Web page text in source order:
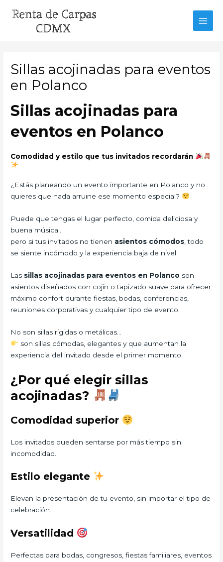
Sillas acojinadas para eventos
en Polanco
Sillas acojinadas para
eventos en Polanco
Comodidad y estilo que tus invitados recordarán
¿Estás planeando un evento importante en Polanco y no
quieres que nada arruine ese momento especial?
Puede que tengas el lugar perfecto, comida deliciosa y
buena música…
pero si tus invitados no tienen asientos cómodos , todo
se siente incómodo y la experiencia baja de nivel.
Las sillas acojinadas para eventos en Polanco son
asientos diseñados con cojín o tapizado suave para ofrecer
máximo confort durante fiestas, bodas, conferencias,
reuniones corporativas y cualquier tipo de evento.
No son sillas rígidas o metálicas…
son sillas cómodas, elegantes y que aumentan la
experiencia del invitado desde el primer momento.
¿Por qué elegir sillas
acojinadas?
Comodidad superior
Los invitados pueden sentarse por más tiempo sin
incomodidad.
Estilo elegante
Elevan la presentación de tu evento, sin importar el tipo de
celebración.
Versatilidad
Perfectas para bodas, congresos, fiestas familiares, eventos